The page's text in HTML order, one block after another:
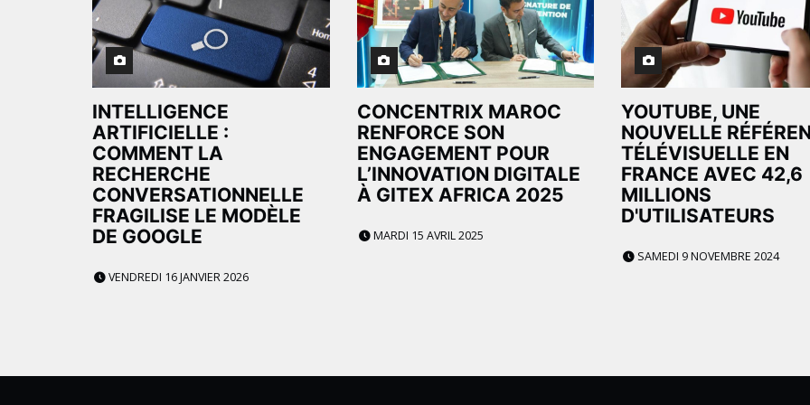
INTELLIGENCE
ARTIFICIELLE :
COMMENT LA
RECHERCHE
CONVERSATIONNELLE
FRAGILISE LE MODÈLE
DE GOOGLE
VENDREDI 16 JANVIER 2026
CONCENTRIX MAROC
RENFORCE SON
ENGAGEMENT POUR
L’INNOVATION DIGITALE
À GITEX AFRICA 2025
MARDI 15 AVRIL 2025
YOUTUBE, UNE
NOUVELLE
TÉLÉVISUELLE EN
FRANCE AVEC 42,6
MILLIONS
D'UTILISATEURS
SAMEDI 9 NOVEMBRE 2024